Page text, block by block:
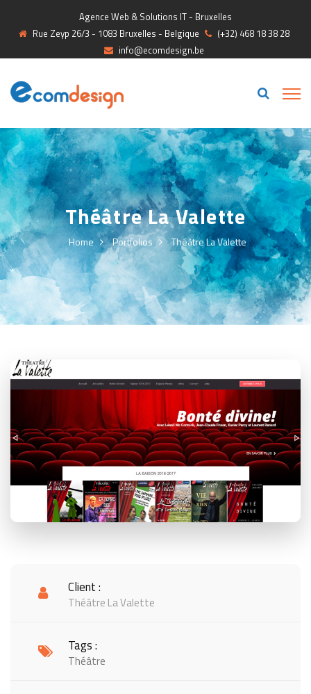
Agence Web & Solutions IT - Bruxelles
Rue Zeyp 26/3 - 1083 Bruxelles - Belgique
(+32) 468 18 38 28
info@ecomdesign.be
Théâtre La Valette
Home Portfolios Théâtre La Valette
Client :
Théâtre La Valette
Tags :
Théâtre